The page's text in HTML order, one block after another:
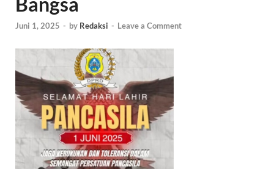
Juni 1, 2025 - by Redaksi - Leave a Comment